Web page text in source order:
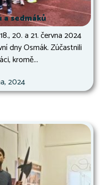
a sedmáků
20. a 21. června 2024
dny Osmák. Zúčastnili
kromě...
2024